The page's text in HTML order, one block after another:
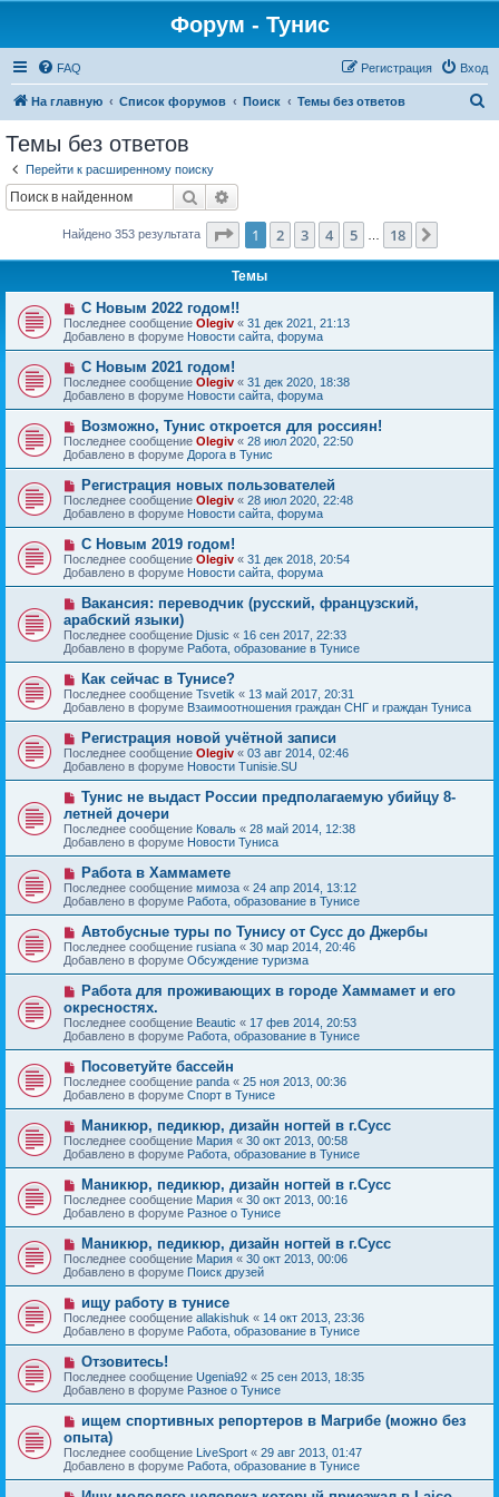
Форум - Тунис
FAQ Вход
Регистрация
На главную Список форумов Поиск Темы без ответов
Темы без ответов
Перейти к расширенному поиску
Поиск
Найдено 353 результата Страница из 18
1 2 3 4 5 18
Темы
Н
о
в
о
с
о
о
б
щ
е
н
и
е
С Новым 2022 годом!!
Последнее сообщение Olegiv « 31 дек 2021, 21:13
Добавлено в форуме Новости сайта, форума
Н
о
в
о
е
с
о
о
б
щ
е
н
и
е
С Новым 2021 годом!
Последнее сообщение Olegiv « 31 дек 2020, 18:38
Добавлено в форуме Новости сайта, форума
Н
о
в
о
е
с
о
о
б
щ
е
н
и
е
Возможно, Тунис откроется для россиян!
Последнее сообщение Olegiv « 28 июл 2020, 22:50
Добавлено в форуме Дорога в Тунис
Н
о
в
о
с
о
о
б
щ
е
н
и
е
Регистрация новых пользователей
Последнее сообщение Olegiv « 28 июл 2020, 22:48
Добавлено в форуме Новости сайта, форума
Н
о
в
о
е
с
о
о
б
щ
е
н
и
е
С Новым 2019 годом!
Последнее сообщение Olegiv « 31 дек 2018, 20:54
Добавлено в форуме Новости сайта, форума
Н
в
о
е
с
о
б
щ
е
н
и
е
Вакансия: переводчик (русский, французский,
арабский языки)
Последнее сообщение Djusic « 16 сен 2017, 22:33
Добавлено в форуме Работа, образование в Тунисе
Н
о
в
о
е
с
о
о
б
щ
е
н
и
е
Как сейчас в Тунисе?
Последнее сообщение Tsvetik « 13 май 2017, 20:31
Добавлено в форуме Взаимоотношения граждан СНГ и граждан Туниса
Н
о
в
о
е
о
о
б
щ
е
н
и
е
Регистрация новой учётной записи
Последнее сообщение Olegiv « 03 авг 2014, 02:46
Добавлено в форуме Новости Tunisie.SU
Н
в
о
е
с
о
б
щ
н
и
е
Тунис не выдаст России предполагаемую убийцу 8-
летней дочери
Последнее сообщение Коваль « 28 май 2014, 12:38
Добавлено в форуме Новости Туниса
Н
о
в
о
с
о
о
б
щ
е
н
и
е
Работа в Хаммамете
Последнее сообщение мимоза « 24 апр 2014, 13:12
Добавлено в форуме Работа, образование в Тунисе
Н
о
в
о
е
с
о
о
б
щ
е
н
и
е
Автобусные туры по Тунису от Сусс до Джербы
Последнее сообщение rusiana « 30 мар 2014, 20:46
Добавлено в форуме Обсуждение туризма
Н
в
о
е
с
о
б
щ
е
н
и
е
Работа для проживающих в городе Хаммамет и его
окресностях.
Последнее сообщение Beautic « 17 фев 2014, 20:53
Добавлено в форуме Работа, образование в Тунисе
Н
о
в
о
е
с
о
о
б
щ
е
н
и
е
Посоветуйте бассейн
Последнее сообщение panda « 25 ноя 2013, 00:36
Добавлено в форуме Спорт в Тунисе
Н
о
в
о
е
с
о
о
б
щ
е
н
и
Маникюр, педикюр, дизайн ногтей в г.Сусс
Последнее сообщение Мария « 30 окт 2013, 00:58
Добавлено в форуме Работа, образование в Тунисе
Н
о
в
о
е
с
о
о
б
щ
е
н
и
е
Маникюр, педикюр, дизайн ногтей в г.Сусс
Последнее сообщение Мария « 30 окт 2013, 00:16
Добавлено в форуме Разное о Тунисе
Н
о
в
о
с
о
о
б
щ
е
н
и
Маникюр, педикюр, дизайн ногтей в г.Сусс
Последнее сообщение Мария « 30 окт 2013, 00:06
Добавлено в форуме Поиск друзей
Н
о
в
о
с
о
о
б
щ
е
н
и
е
ищу работу в тунисе
Последнее сообщение allakishuk « 14 окт 2013, 23:36
Добавлено в форуме Работа, образование в Тунисе
Н
о
в
о
с
о
о
б
щ
е
Отзовитесь!
Последнее сообщение Ugenia92 « 25 сен 2013, 18:35
Добавлено в форуме Разное о Тунисе
Н
в
о
е
с
ищем спортивных репортеров в Магрибе (можно без
опыта)
Последнее сообщение LiveSport « 29 авг 2013, 01:47
Добавлено в форуме Работа, образование в Тунисе
Н